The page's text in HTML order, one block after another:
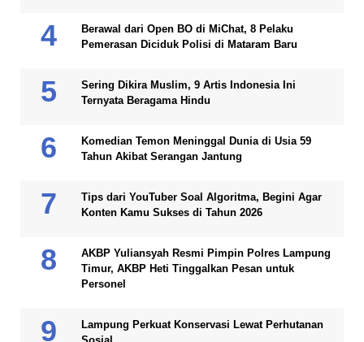
Berawal dari Open BO di MiChat, 8 Pelaku
Pemerasan Diciduk Polisi di Mataram Baru
Sering Dikira Muslim, 9 Artis Indonesia Ini
Ternyata Beragama Hindu
Komedian Temon Meninggal Dunia di Usia 59
Tahun Akibat Serangan Jantung
Tips dari YouTuber Soal Algoritma, Begini Agar
Konten Kamu Sukses di Tahun 2026
AKBP Yuliansyah Resmi Pimpin Polres Lampung
Timur, AKBP Heti Tinggalkan Pesan untuk
Personel
Lampung Perkuat Konservasi Lewat Perhutanan